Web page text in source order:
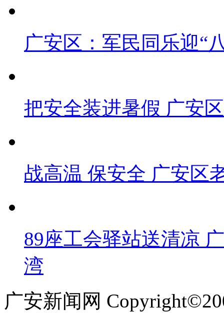
广安区：军民同乐迎“
把安全装进暑假 广安
战高温 保安全 广安区
89座工会驿站送清凉
湾
广安新闻网